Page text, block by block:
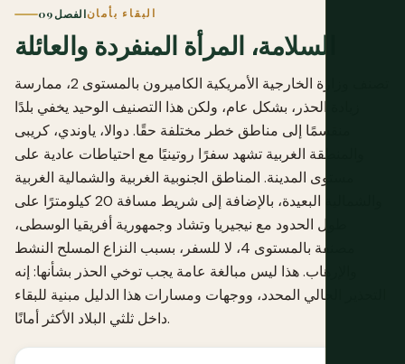
الفصل 09البقاء بأمان
السلامة، المرأة المنفردة والعائلة
تصنف وزارة الخارجية الأمريكية الكاميرون بالمستوى 2، ممارسة
زيادة الحذر، بشكل عام، ولكن هذا التصنيف الوحيد يخفي بلدًا
منقسمًا إلى مناطق خطر مختلفة حقًا. دوالا، ياوندي، كريبى
والمنطقة الغربية تشهد سفرًا روتينيًا مع احتياطات عادية على
مستوى المدينة. المناطق الجنوبية الغربية والشمالية الغربية
والشمالية البعيدة، بالإضافة إلى شريط مسافة 20 كيلومترًا على
طول الحدود مع نيجيريا وتشاد وجمهورية أفريقيا الوسطى،
مصنفة بالمستوى 4، لا للسفر، بسبب النزاع المسلح النشط
والإرهاب. هذا ليس مبالغة عامة يجب توخي الحذر بشأنها: إنه
التحذير الحالي المحدد، ووجهات ومسارات هذا الدليل مبنية للبقاء
داخل ثلثي البلاد الأكثر أمانًا.